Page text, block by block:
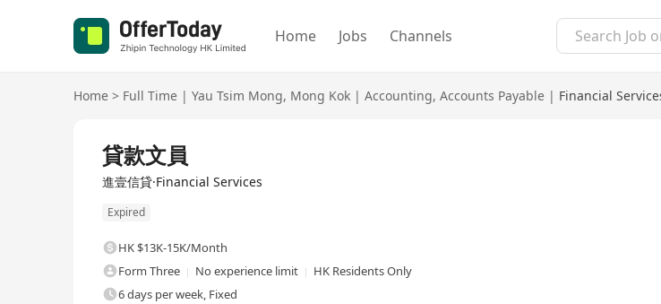
Home Jobs Channels
Home > Full Time | Yau Tsim Mong, Mong Kok | Accounting, Accounts Payable | Financial
貸款文員
進壹信貸·Financial Services
Expired
HK $13K-15K/Month
Form Three
No experience limit
HK Residents Only
6 days per week, Fixed